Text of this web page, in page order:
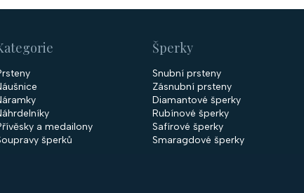
a medailony
šperků
Šperky
Snubní prsteny
Zásnubní prsteny
Diamantové šperky
Rubínové šperky
Safírové šperky
Smaragdové šperky